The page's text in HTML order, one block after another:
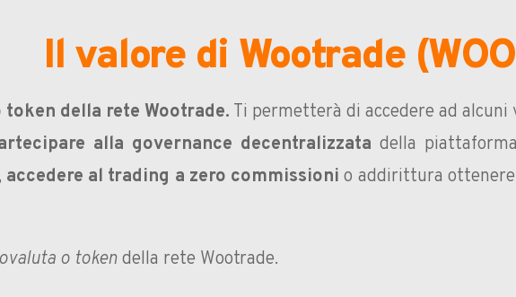
Il valore di Wootrade
della rete Wootrade. Ti permetterà di accedere ad
alla governance decentralizzata della
accedere al trading a zero commissioni o addirittura
o tokendella rete Wootrade.